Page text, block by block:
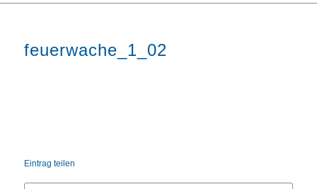
feuerwache_1_02
Eintrag teilen